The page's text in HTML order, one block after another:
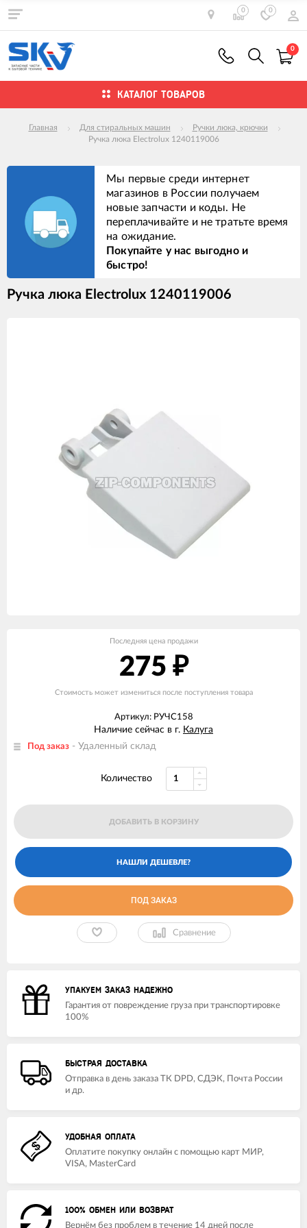
0 0
0
КАТАЛОГ ТОВАРОВ
Главная Для стиральных машин
Ручки люка, крючки
Ручка люка Electrolux 1240119006
Мы первые среди интернет
магазинов в России получаем
новые запчасти и коды. Не
переплачивайте и не тратьте время
на ожидание.
Покупайте у нас выгодно и
быстро!
Ручка люка Electrolux 1240119006
Последняя цена продажи
275 ₽
Стоимость может измениться после поступления товара
Артикул: РУЧС158
Наличие сейчас в г. Калуга
Под заказ - Удаленный склад
Количество
ДОБАВИТЬ В КОРЗИНУ
ПОД ЗАКАЗ
Сравнение
УПАКУЕМ ЗАКАЗ НАДЕЖНО
Гарантия от повреждение груза при транспортировке
100%
БЫСТРАЯ ДОСТАВКА
Отправка в день заказа ТК DPD, СДЭК, Почта России
и др.
УДОБНАЯ ОПЛАТА
Оплатите покупку онлайн с помощью карт МИР,
VISA, MasterCard
100% ОБМЕН ИЛИ ВОЗВРАТ
Вернём без проблем в течение 14 дней после